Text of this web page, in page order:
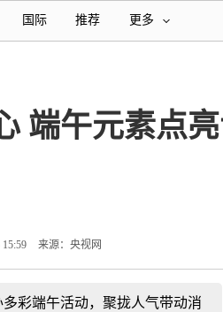
国际 推荐 更多
端午元素点
15:59 来源：央视网
彩端午活动，聚拢人气带动消